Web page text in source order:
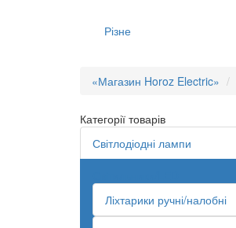
Різне
«Магазин Horoz Electric»
Категорії товарів
Світлодіодні лампи
Ліхтарики ручні/налобні